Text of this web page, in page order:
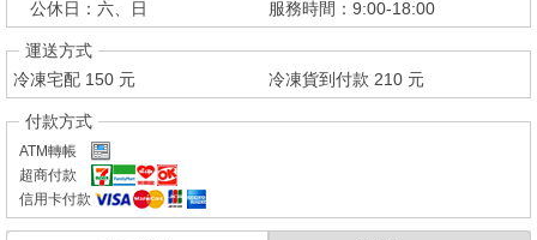
公休日：六、日
服務時間：9:00-18:00
運送方式
冷凍宅配 150 元 冷凍貨到付款 210 元
付款方式
ATM轉帳
超商付款
信用卡付款